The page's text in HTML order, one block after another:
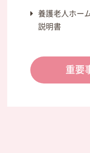
養護老人ホー
説明書
重要